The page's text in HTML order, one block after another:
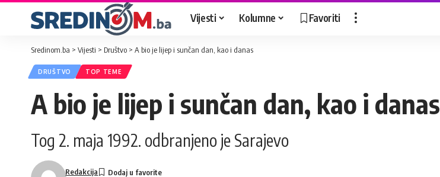
Vijesti Kolumne Favoriti
Sredinom.ba > Vijesti > Društvo > A bio je lijep i sunčan dan, kao i danas
DRUŠTVO TOP TEME
A bio je lijep i sunčan dan, kao i danas
Tog 2. maja 1992. odbranjeno je Sarajevo
Redakcija